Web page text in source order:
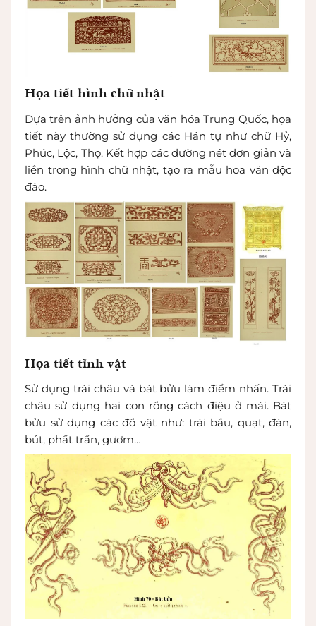
Họa tiết hình chữ nhật
Dựa trên ảnh hưởng của văn hóa Trung Quốc, họa
tiết này thường sử dụng các Hán tự như chữ Hỷ,
Phúc, Lộc, Thọ. Kết hợp các đường nét đơn giản và
liền trong hình chữ nhật, tạo ra mẫu hoa văn độc
đáo.
Họa tiết tĩnh vật
Sử dụng trái châu và bát bửu làm điểm nhấn. Trái
châu sử dụng hai con rồng cách điệu ở mái. Bát
bửu sử dụng các đồ vật như: trái bầu, quạt, đàn,
bút, phất trần, gươm…